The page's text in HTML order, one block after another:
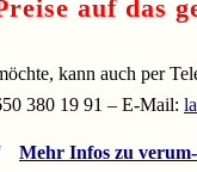
auf das
kann auch per
380 19 91 – E-Mail:
Mehr Infos zu